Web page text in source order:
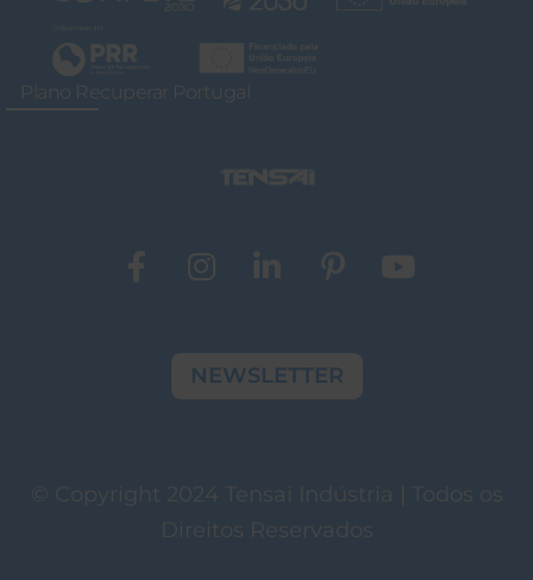
Plano Recuperar Portugal
NEWSLETTER
© Copyright 2024 Tensai Indústria | Todos os
Direitos Reservados